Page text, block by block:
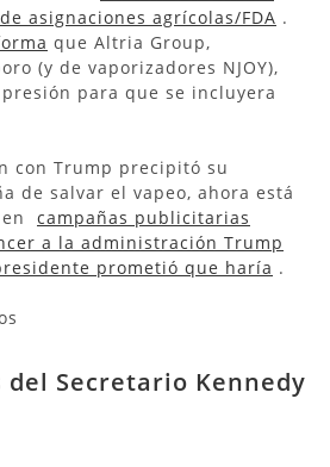
asignaciones agrícolas/FDA .
que Altria Group,
(y de vaporizadores NJOY),
para que se incluyera
con Trump precipitó su
de salvar el vapeo, ahora está
campañas publicitarias
a la administración Trump
prometió que haría .
del Secretario Kennedy